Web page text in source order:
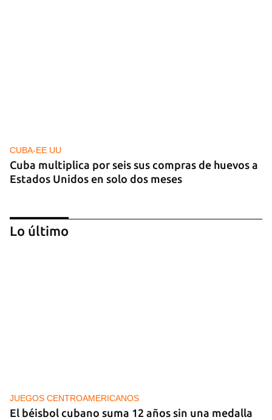
CUBA-EE UU
Cuba multiplica por seis sus compras de huevos a
Estados Unidos en solo dos meses
emergencia"
Lo último
JUEGOS CENTROAMERICANOS
El béisbol cubano suma 12 años sin una medalla